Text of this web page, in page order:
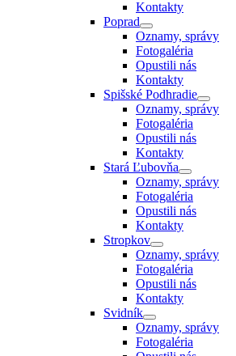
Kontakty
Poprad
Oznamy, správy
Fotogaléria
Opustili nás
Kontakty
Spišské Podhradie
Oznamy, správy
Fotogaléria
Opustili nás
Kontakty
Stará Ľubovňa
Oznamy, správy
Fotogaléria
Opustili nás
Kontakty
Stropkov
Oznamy, správy
Fotogaléria
Opustili nás
Kontakty
Svidník
Oznamy, správy
Fotogaléria